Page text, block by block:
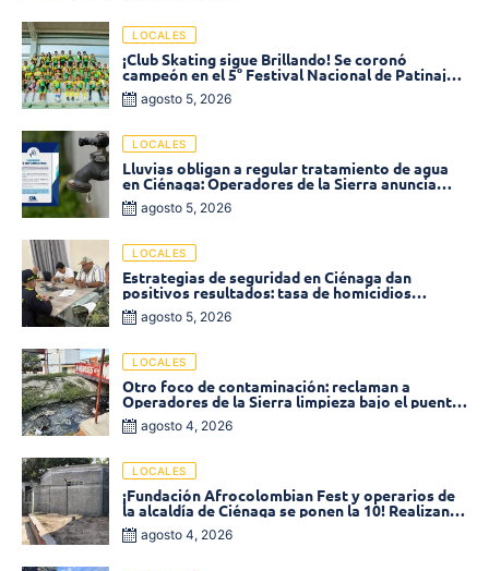
LOCALES
¡Club Skating sigue Brillando! Se coronó
campeón en el 5° Festival Nacional de Patinaje
«Soledad sobre Ruedas»
agosto 5, 2026
LOCALES
Lluvias obligan a regular tratamiento de agua
en Ciénaga: Operadores de la Sierra anuncia
baja presión en varios sectores
agosto 5, 2026
LOCALES
Estrategias de seguridad en Ciénaga dan
positivos resultados: tasa de homicidios
disminuyó un 58% en 2026
agosto 5, 2026
LOCALES
Otro foco de contaminación: reclaman a
Operadores de la Sierra limpieza bajo el puente
de la calle 19 con carrera 11
agosto 4, 2026
LOCALES
¡Fundación Afrocolombian Fest y operarios de
la alcaldía de Ciénaga se ponen la 10! Realizan
limpieza de la parte posterior del Coliseo
Monumental
agosto 4, 2026